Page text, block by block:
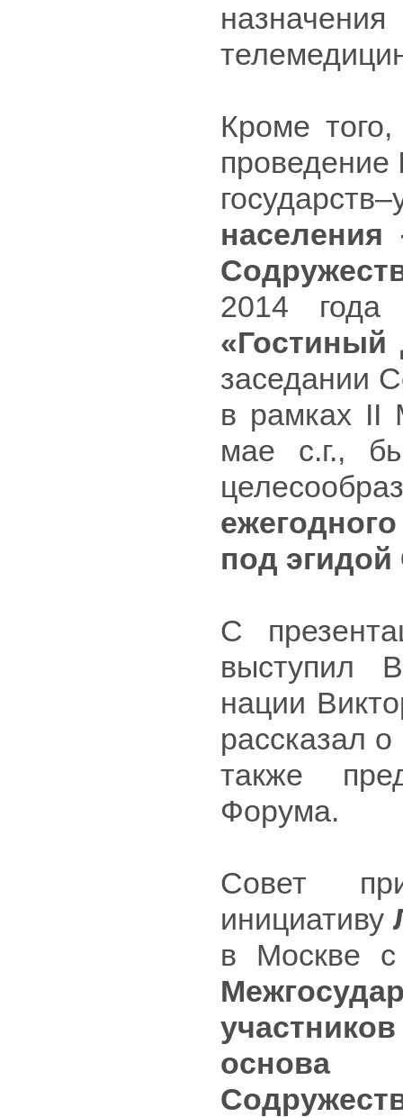
Кроме
проведение
населения
2014
«Гостиный
заседании
в рамках II
мае с.г.,
под эгидой
С
выступил
нации
рассказал
также
Форума.
Совет
инициативу
в Москве
основа